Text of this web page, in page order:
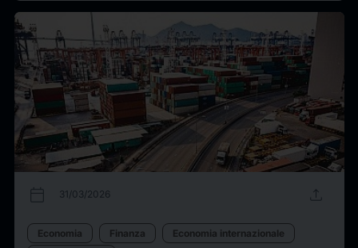
calendar_today 31/03/2026 upload
Economia Finanza
Economia internazionale